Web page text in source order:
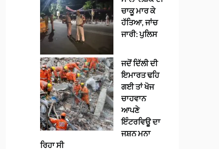
ਚਾਕੂ ਮਾਰ ਕੇ
ਹੱਤਿਆ, ਜਾਂਚ
ਜਾਰੀ: ਪੁਲਿਸ
ਜਦੋਂ ਦਿੱਲੀ ਦੀ
ਇਮਾਰਤ ਢਹਿ
ਗਈ ਤਾਂ ਖੋਜ
ਚਾਹਵਾਨ
ਆਪਣੇ
ਇੰਟਰਵਿਊ ਦਾ
ਜਸ਼ਨ ਮਨਾ
ਰਿਹਾ ਸੀ